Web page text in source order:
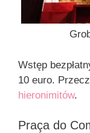
Wstęp
10 euro.
hieronimitów.
Praça do